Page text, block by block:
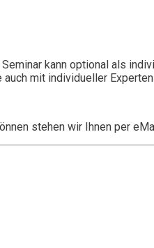
kann optional als
mit individueller
stehen wir Ihnen per